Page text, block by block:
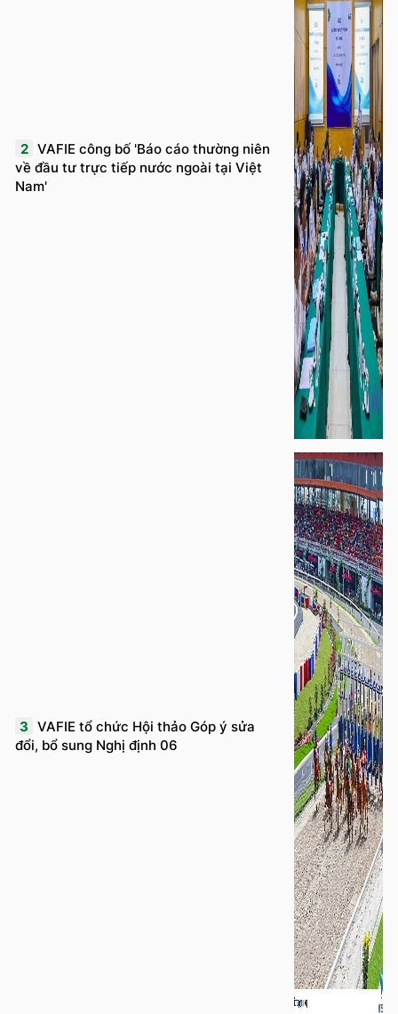
2 VAFIE công bố 'Báo cáo thường niên
về đầu tư trực tiếp nước ngoài tại Việt
Nam'
3 VAFIE tổ chức Hội thảo Góp ý sửa
đổi, bổ sung Nghị định 06